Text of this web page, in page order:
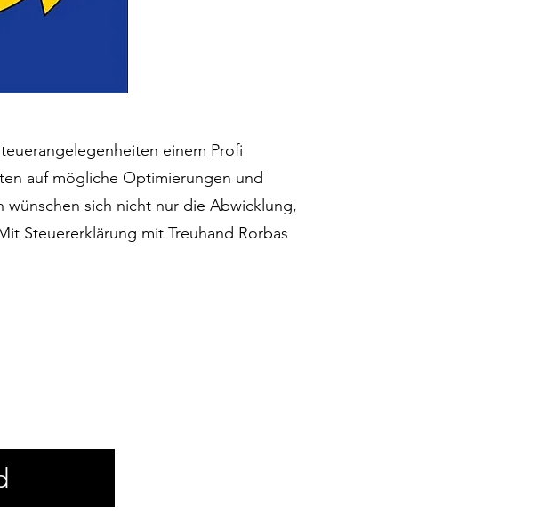
einem Profi
auf mögliche Optimierungen und
sich nicht nur die Abwicklung,
Steuererklärung mit Treuhand Rorbas